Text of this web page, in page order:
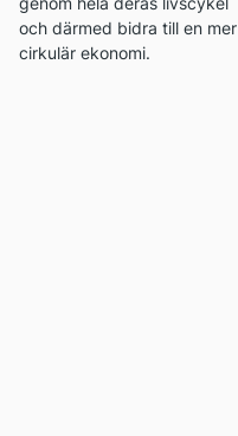
och därmed bidra till en mer
cirkulär ekonomi.